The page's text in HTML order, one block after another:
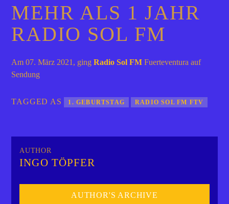
MEHR ALS 1 JAHR
RADIO SOL FM
Am 07. März 2021, ging Radio Sol FM Fuerteventura auf
Sendung
TAGGED AS 1. GEBURTSTAG RADIO SOL FM FTV
AUTHOR
INGO TÖPFER
AUTHOR'S ARCHIVE